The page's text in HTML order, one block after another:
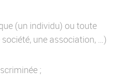
(un individu) ou toute
une association, …)
;